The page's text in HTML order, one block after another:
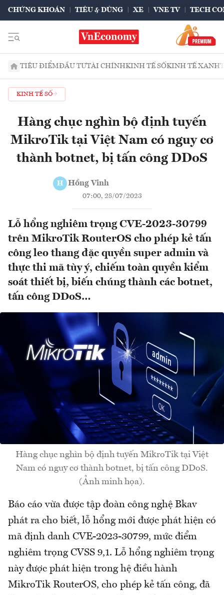
CHỨNG KHOÁN TIÊU & DÙNG XE VNE TV TECH
TIÊU ĐIỂMĐẦU TƯTÀI CHÍNHKINH TẾ SỐKINH TẾ XANH
KINH TẾ SỐ
Hàng chục nghìn bộ định tuyến
MikroTik tại Việt Nam có nguy cơ
thành botnet, bị tấn công DDoS
H Hồng Vinh
07:00, 28/07/2023
Lỗ hổng nghiêm trọng CVE-2023-30799
trên MikroTik RouterOS cho phép kẻ tấn
công leo thang đặc quyền super admin và
thực thi mã tùy ý, chiếm toàn quyền kiểm
soát thiết bị, biến chúng thành các botnet,
tấn công DDoS…
Hàng chục nghìn bộ định tuyến MikroTik tại Việt
Nam có nguy cơ thành botnet, bị tấn công DDoS.
(Ảnh minh họa).
Báo cáo vừa được tập đoàn công nghệ Bkav
phát ra cho biết, lỗ hổng mới được phát hiện có
mã định danh CVE-2023-30799, mức điểm
nghiêm trọng CVSS 9,1. Lỗ hổng nghiêm trọng
này được phát hiện trong hệ điều hành
MikroTik RouterOS, cho phép kẻ tấn công, đã